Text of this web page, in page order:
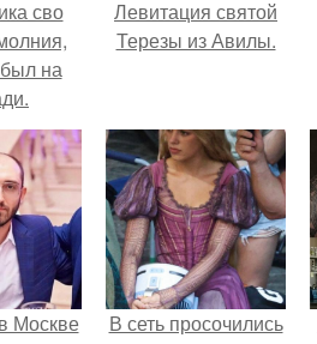
сво
на
Левитация святой
Терезы из Авилы.
Москве
В сеть просочились